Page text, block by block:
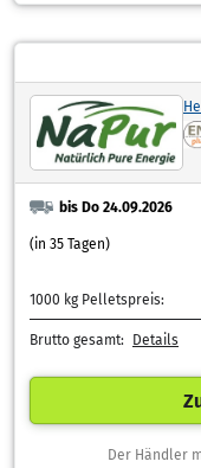
bis Do 24.09.2026
(in 35 Tagen)
1000 kg Pelletspreis:
Brutto gesamt: Details
Der Händler